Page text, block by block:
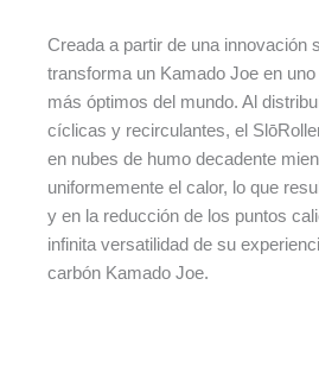
Creada a partir de una innovación
transforma un Kamado Joe en
más óptimos del mundo. Al
cíclicas y recirculantes, el
en nubes de humo decadente
uniformemente el calor, lo que
y en la reducción de los puntos
infinita versatilidad de su
carbón Kamado Joe.